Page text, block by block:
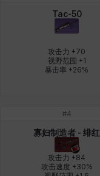
艾丝蒂尔
莉央
费利克斯
阿迪娜
Tac-50
攻击力 +70
视野范围 +1
暴击率 +26%
#4
寡妇制造者 - 绯红
攻击力 +84
攻击速度 +30%